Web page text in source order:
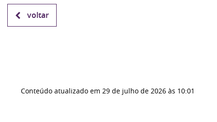
voltar
Conteúdo atualizado em 29 de julho de 2026 às 10:01